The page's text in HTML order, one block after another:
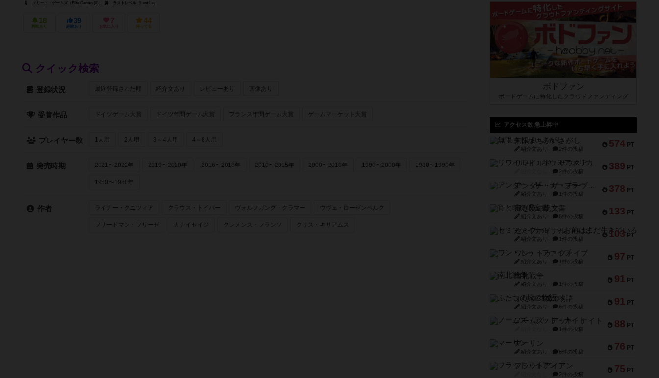
エリート・ゲームズ（Elite Games (II)）
ラストレベル（Last Level）
18
興味あり
39
経験あり
7
お気に入り
44
持ってる
クイック検索
登録状況 最近登録された順 紹介文あり レビューあり 画像あり
受賞作品 ドイツゲーム大賞 ドイツ年間ゲーム大賞 フランス年間ゲーム大賞 ゲームマーケット大賞
プレイヤー数 1人用 2人用 3～4人用 4～8人用
発売時期 2021〜2022年 2019〜2020年 2016〜2018年 2010〜2015年 2000〜2010年 1990〜2000年 1980〜1990年
1950〜1980年
作者 ライナー・クニツィア クラウス・トイバー ヴォルフガング・クラマー ウヴェ・ローゼンベルク
フリードマン・フリーゼ カナイセイジ クレメンス・フランツ クリス・キリアムス
ボドファン
ボードゲームに特化したクラウドファンディング
アクセス数 急上昇中
574 PT
無限まちがいさがし
紹介文あり 2件の投稿
389 PT
リワイルド：サウスアメリカ
2件の投稿
378 PT
アンダー・ザ・テーブラー
紹介文あり 1件の投稿
133 PT
宵と暁の呪文書
紹介文あり 8件の投稿
103 PT
セミファイナル ～お前はまだ生きている～
紹介文あり 1件の投稿
97 PT
ワン・トゥ・ファイブ
紹介文あり 1件の投稿
91 PT
南北戦争
紹介文あり 1件の投稿
91 PT
ふたつの城の物語
紹介文あり 6件の投稿
88 PT
ノームズ・アット・ナイト
1件の投稿
76 PT
マーリン
紹介文あり 6件の投稿
75 PT
フラットアイアン
2件の投稿